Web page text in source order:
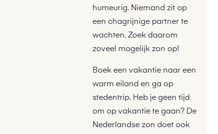
humeurig. Niemand zit op
een chagrijnige partner te
wachten. Zoek daarom
zoveel mogelijk zon op!
Boek een vakantie naar een
warm eiland en ga op
stedentrip. Heb je geen tijd
om op vakantie te gaan? De
Nederlandse zon doet ook